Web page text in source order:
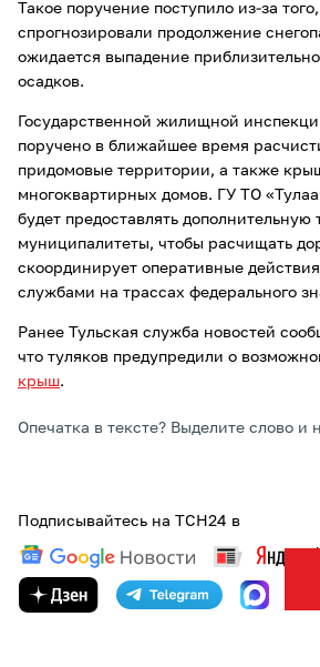
Такое поручение поступило из-за
спрогнозировали продолжение
ожидается выпадение
осадков.
Государственной жилищной
поручено в ближайшее время
придомовые территории, а также
многоквартирных домов. ГУ ТО
будет предоставлять дополнительную
муниципалитеты, чтобы расчищать
скоординирует оперативные
службами на трассах федерального
Ранее Тульская служба новостей
что туляков предупредили о
крыш.
Опечатка в тексте? Выделите слово
Подписывайтесь на ТСН24 в